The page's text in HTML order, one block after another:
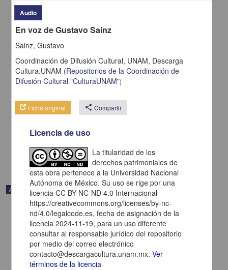
En voz de Rosa Montero
Montero, Rosa - Coordinación de Difusión Cultural, UNAM
Artes y Humanidades
Audio
Audio
En voz de Gustavo Sainz
Sainz, Gustavo
Coordinación de Difusión Cultural, UNAM, Descarga
Cultura.UNAM (Repositorios de la Coordinación de
Difusión Cultural "CulturaUNAM")
Ficha original share Compartir
Licencia de uso
La titularidad de los
derechos patrimoniales de
esta obra pertenece a la Universidad Nacional
Autónoma de México. Su uso se rige por una
licencia CC BY-NC-ND 4.0 Internacional
https://creativecommons.org/licenses/by-nc-
nd/4.0/legalcode.es, fecha de asignación de la
licencia 2024-11-19, para un uso diferente
consultar al responsable jurídico del repositorio
por medio del correo electrónico
contacto@descargacultura.unam.mx.Ver
términos de la licencia